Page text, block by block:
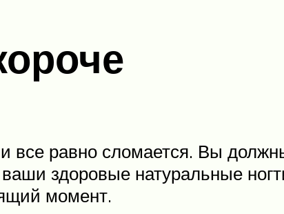
все равно сломается. Вы
здоровые натуральные
момент.